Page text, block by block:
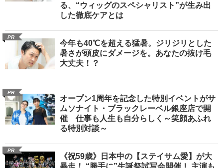
る、“ウィッグのスペシャリスト”が生み出
した徹底ケアとは
PR
今年も40℃を超える猛暑。ジリジリとした
暑さが頭皮にダメージを。あなたの抜け毛
大丈夫！？
PR
オープン1周年を記念した特別イベントがサ
ムソナイト・ブラックレーベル銀座店で開
催 仕事も人生も自分らしく～笑顔あふれ
る特別対談～
PR
《祝59歳》日本中の【ステイサム愛】が大
暴走！ “勝手に”生誕祭試写会開催！ 主演も